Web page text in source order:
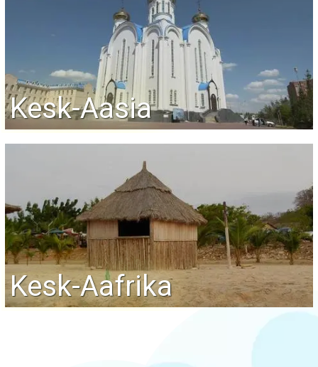
Kesk-Aasia
Kesk-Aafrika